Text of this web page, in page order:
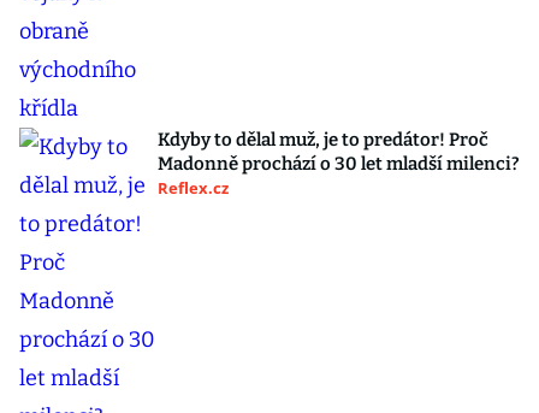
Kdyby to dělal muž, je to predátor! Proč
Madonně prochází o 30 let mladší milenci?
Reflex.cz